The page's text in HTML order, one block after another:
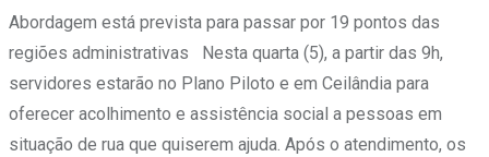
Abordagem está prevista para passar por 19 pontos das
regiões administrativas Nesta quarta (5), a partir das 9h,
servidores estarão no Plano Piloto e em Ceilândia para
oferecer acolhimento e assistência social a pessoas em
situação de rua que quiserem ajuda. Após o atendimento, os